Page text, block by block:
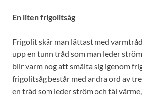
En liten frigolitsåg
Frigolit skär man lättast med
upp en tunn tråd som man leder
blir varm nog att smälta sig igenom
frigolitsåg består med andra ord av
en tråd som leder ström och tål